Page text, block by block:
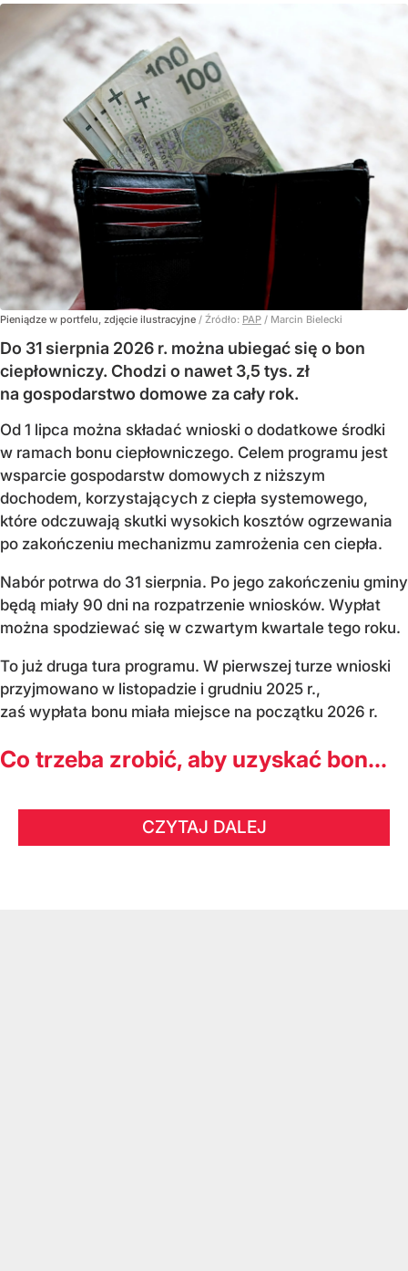
Pieniądze w portfelu, zdjęcie ilustracyjne / Źródło: PAP / Marcin Bielecki
Do 31 sierpnia 2026 r. można ubiegać się o bon
ciepłowniczy. Chodzi o nawet 3,5 tys. zł
na gospodarstwo domowe za cały rok.
Od 1 lipca można składać wnioski o dodatkowe środki
w ramach bonu ciepłowniczego. Celem programu jest
wsparcie gospodarstw domowych z niższym
dochodem, korzystających z ciepła systemowego,
które odczuwają skutki wysokich kosztów ogrzewania
po zakończeniu mechanizmu zamrożenia cen ciepła.
Nabór potrwa do 31 sierpnia. Po jego zakończeniu gminy
będą miały 90 dni na rozpatrzenie wniosków. Wypłat
można spodziewać się w czwartym kwartale tego roku.
To już druga tura programu. W pierwszej turze wnioski
przyjmowano w listopadzie i grudniu 2025 r.,
zaś wypłata bonu miała miejsce na początku 2026 r.
Co trzeba zrobić, aby uzyskać bon...
CZYTAJ DALEJ